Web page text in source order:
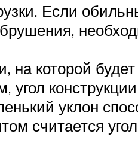
Если
которой
угол
уклон
считается